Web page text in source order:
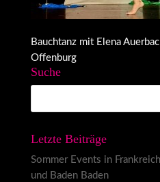
Bauchtanz mit Elena
Offenburg
Suche
Letzte Beiträge
Sommer Events in
und Baden Baden